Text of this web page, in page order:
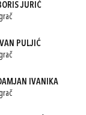
JURIĆ
Igrač
IVAN PULJIĆ
Igrač
IVANIKA
Igrač